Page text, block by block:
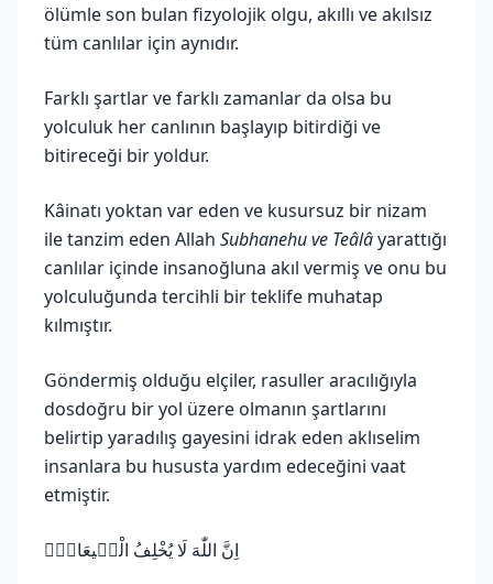
ölümle son bulan fizyolojik olgu, akıllı ve akılsız
tüm canlılar için aynıdır.
Farklı şartlar ve farklı zamanlar da olsa bu
yolculuk her canlının başlayıp bitirdiği ve
bitireceği bir yoldur.
Kâinatı yoktan var eden ve kusursuz bir nizam
ile tanzim eden Allah Subhanehu ve Teâlâyarattığı
canlılar içinde insanoğluna akıl vermiş ve onu bu
yolculuğunda tercihli bir teklife muhatap
kılmıştır.
Göndermiş olduğu elçiler, rasuller aracılığıyla
dosdoğru bir yol üzere olmanın şartlarını
belirtip yaradılış gayesini idrak eden aklıselim
insanlara bu hususta yardım edeceğini vaat
etmiştir.
اِنَّ اللّٰهَ لَا يُخْلِفُ الْم۪يعَادَ۟